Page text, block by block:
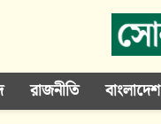
রাজনীতি বাংলাদেশ